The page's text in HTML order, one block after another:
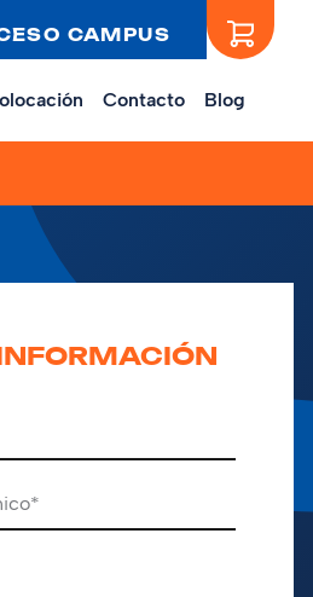
CAMPUS
Contacto Blog
vacío.